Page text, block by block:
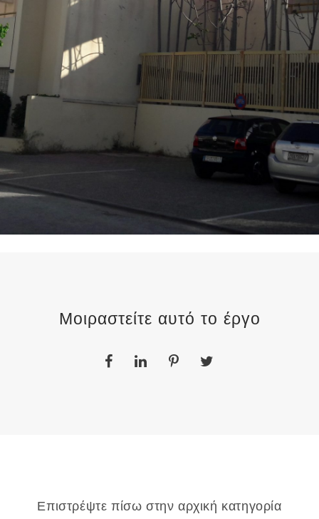
Μοιραστείτε αυτό το έργο
Επιστρέψτε πίσω στην αρχική κατηγορία